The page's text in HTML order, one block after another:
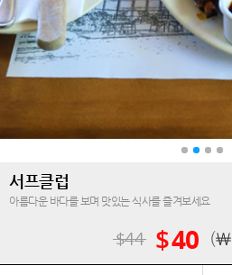
서프클럽
아름다운 바다를 보며 맛있는 식사를 즐겨보세요
￦
$44 $40